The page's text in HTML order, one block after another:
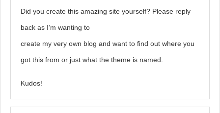
Did you create this amazing site yourself? Please reply
back as I’m wanting to
create my very own blog and want to find out where you
got this from or just what the theme is named.
Kudos!